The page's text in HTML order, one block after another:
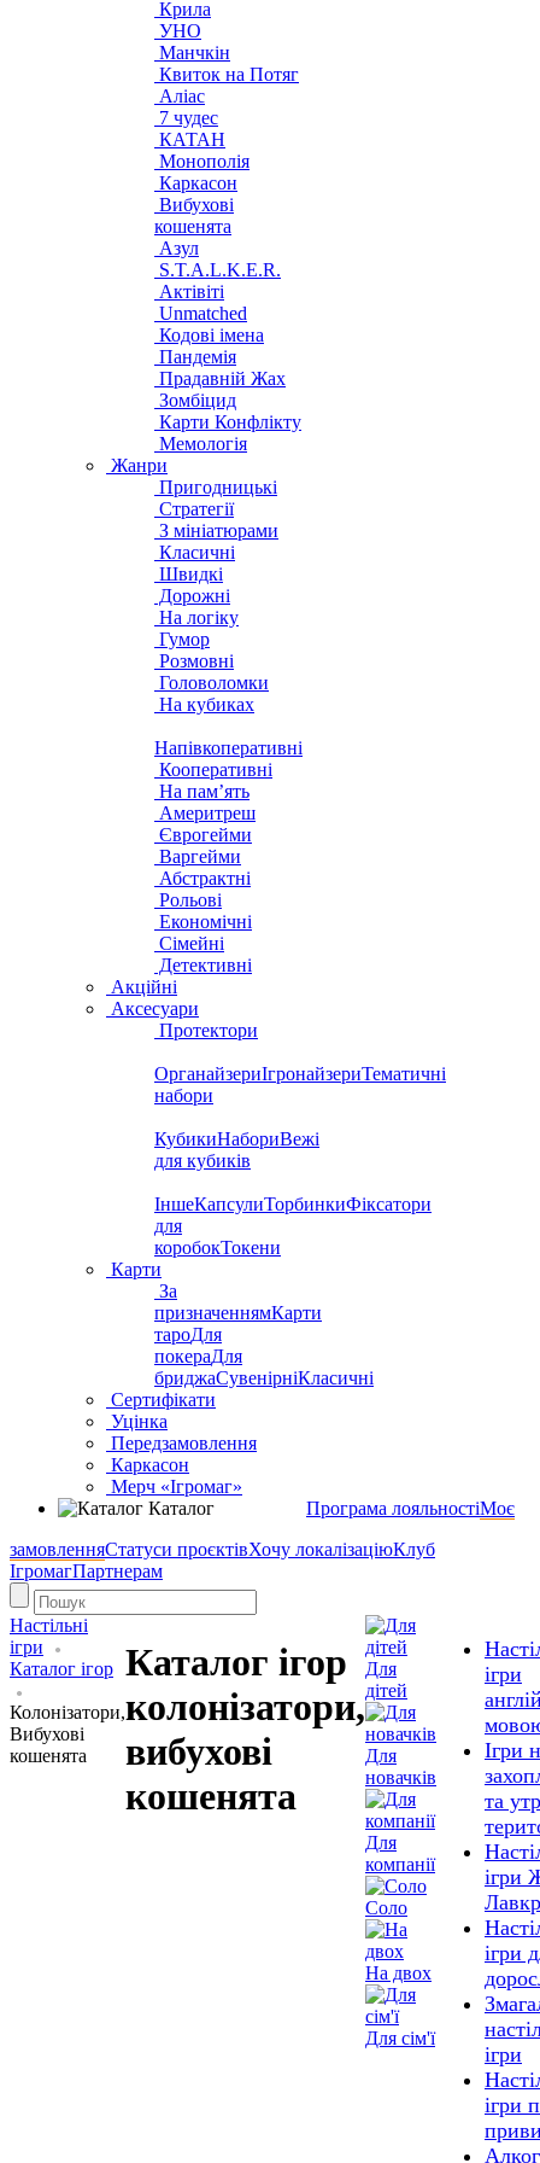
Крила
УНО
Манчкін
Квиток на Потяг
Аліас
7 чудес
КАТАН
Монополія
Каркасон
Вибухові
кошенята
Азул
S.T.A.L.K.E.R.
Актівіті
Unmatched
Кодові імена
Пандемія
Прадавній Жах
Зомбіцид
Карти Конфлікту
Мемологія
Жанри
Пригодницькі
Стратегії
З мініатюрами
Класичні
Швидкі
Дорожні
На логіку
Гумор
Розмовні
Головоломки
На кубиках
Напівкоперативні
Кооперативні
На пам’ять
Америтреш
Єврогейми
Варгейми
Абстрактні
Рольові
Економічні
Сімейні
Детективні
Акційні
Аксесуари
Протектори
ОрганайзериІгронайзериТематичні
набори
КубикиНабориВежі
для кубиків
ІншеКапсулиТорбинкиФіксатори
для
коробокТокени
Карти
За
призначеннямКарти
тароДля
покераДля
бриджаСувенірніКласичні
Сертифікати
Уцінка
Передзамовлення
Каркасон
Мерч «Ігромаг»
Каталог
Програма лояльностіМоє
замовленняСтатуси проєктівХочу локалізаціюКлуб
ІгромагПартнерам
Настільні
ігри
Каталог ігор
Колонізатори,
Вибухові
кошенята
Каталог ігор
колонізатори,
вибухові
кошенята
Для
дітей
Для
новачків
Для
компанії
Соло
На двох
Для сім'ї
ігри
Ігри
та
ігри
ігри
ігри
ігри